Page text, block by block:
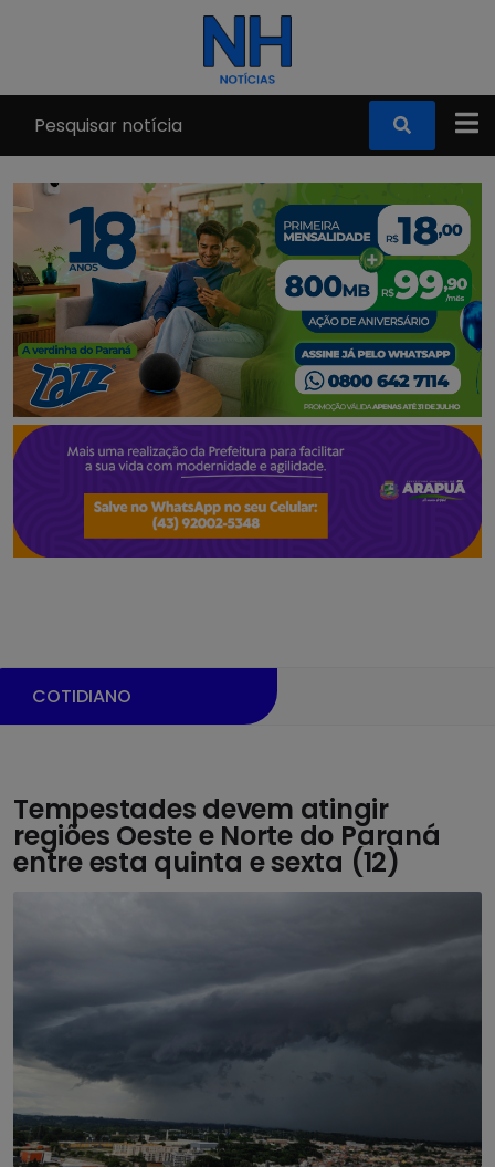
COTIDIANO
Tempestades devem atingir
regiões Oeste e Norte do Paraná
entre esta quinta e sexta (12)